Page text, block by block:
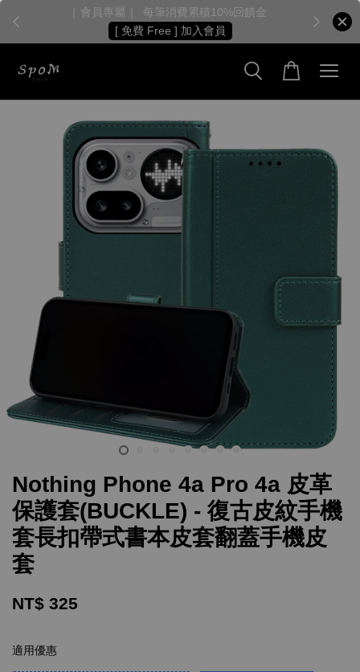
［ 會員專屬 ］ 每筆消費累積10%回饋金
[ 免費 Free ] 加入會員
Nothing Phone 4a Pro 4a 皮革
保護套(BUCKLE) - 復古皮紋手機
套長扣帶式書本皮套翻蓋手機皮
套
NT$ 325
適用優惠